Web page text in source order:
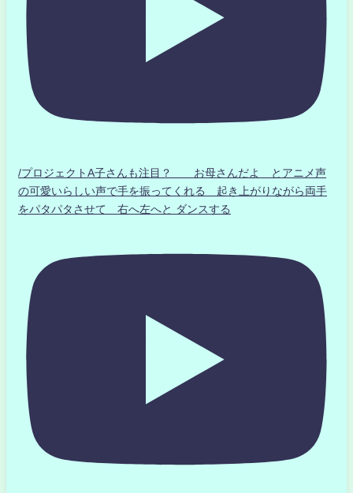
/プロジェクトA子さんも注目？ お母さんだよ とアニメ声
の可愛いらしい声で手を振ってくれる 起き上がりながら両手
をパタパタさせて 右へ左へと ダンスする